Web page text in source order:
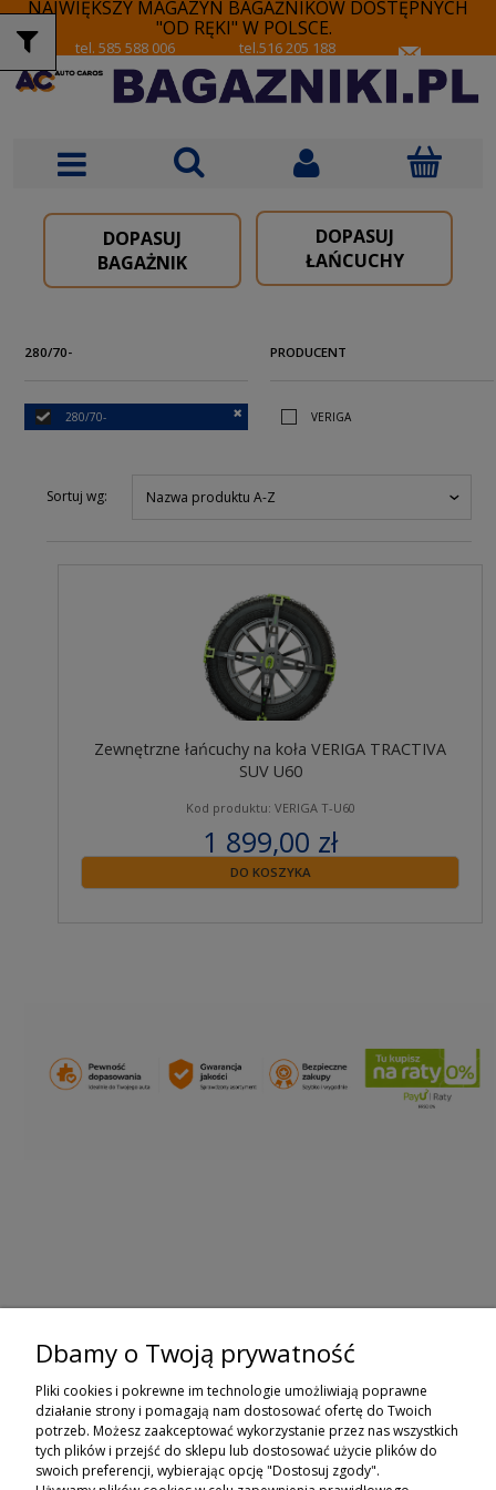
NAJWIĘKSZY MAGAZYN BAGAŻNIKÓW DOSTĘPNYCH
"OD RĘKI" W POLSCE.
tel. 585 588 006 tel.516 205 188
DOPASUJ
BAGAŻNIK
DOPASUJ
ŁAŃCUCHY
280/70-
280/70-
PRODUCENT
VERIGA
Sortuj wg: Nazwa produktu A-Z
Zewnętrzne łańcuchy na koła VERIGA TRACTIVA
SUV U60
Kod produktu: VERIGA T-U60
1 899,00 zł
zawiera 23% VAT
DO KOSZYKA
ZAPISZ SIĘ DO NEWSLETTERA
ZAPISZ SIĘ
ZAKUPY
Dbamy o Twoją prywatność
Pliki cookies i pokrewne im technologie umożliwiają poprawne
działanie strony i pomagają nam dostosować ofertę do Twoich
potrzeb. Możesz zaakceptować wykorzystanie przez nas wszystkich
tych plików i przejść do sklepu lub dostosować użycie plików do
swoich preferencji, wybierając opcję "Dostosuj zgody".